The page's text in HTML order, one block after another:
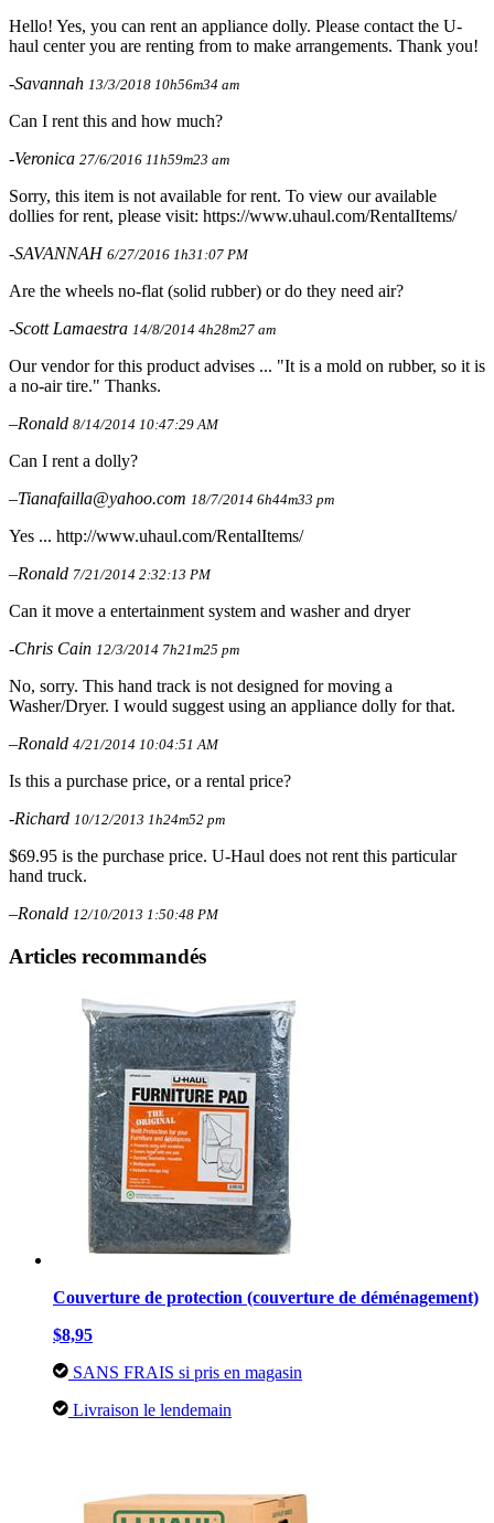
Hello! Yes, you can rent an appliance dolly. Please contact the U-
haul center you are renting from to make arrangements. Thank you!
-Savannah 13/3/2018 10h56m34 am
Can I rent this and how much?
-Veronica 27/6/2016 11h59m23 am
Sorry, this item is not available for rent. To view our available
dollies for rent, please visit: https://www.uhaul.com/RentalItems/
-SAVANNAH 6/27/2016 1h31:07 PM
Are the wheels no-flat (solid rubber) or do they need air?
-Scott Lamaestra 14/8/2014 4h28m27 am
Our vendor for this product advises ... "It is a mold on rubber, so it is
a no-air tire." Thanks.
–Ronald 8/14/2014 10:47:29 AM
Can I rent a dolly?
–Tianafailla@yahoo.com 18/7/2014 6h44m33 pm
Yes ... http://www.uhaul.com/RentalItems/
–Ronald 7/21/2014 2:32:13 PM
Can it move a entertainment system and washer and dryer
-Chris Cain 12/3/2014 7h21m25 pm
No, sorry. This hand track is not designed for moving a
Washer/Dryer. I would suggest using an appliance dolly for that.
–Ronald 4/21/2014 10:04:51 AM
Is this a purchase price, or a rental price?
-Richard 10/12/2013 1h24m52 pm
$69.95 is the purchase price. U-Haul does not rent this particular
hand truck.
–Ronald 12/10/2013 1:50:48 PM
Articles recommandés
Couverture de protection (couverture de déménagement)
$8,95
SANS FRAIS si pris en magasin
Livraison le lendemain